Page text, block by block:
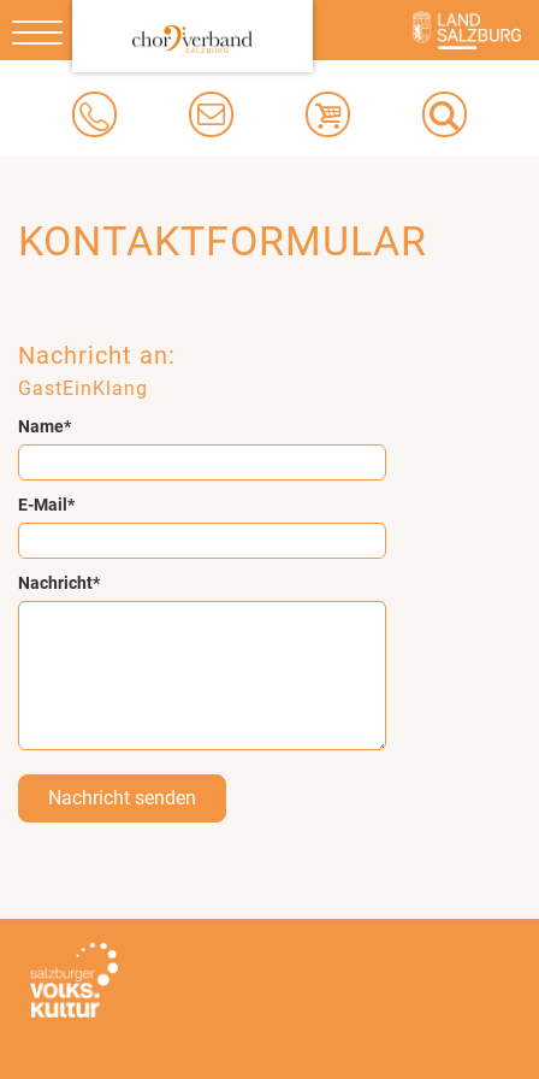
Toggle
navigation
KONTAKTFORMULAR
Nachricht an:
GastEinKlang
Name*
E-Mail*
Nachricht*
Nachricht senden